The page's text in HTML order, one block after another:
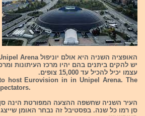
יש להקים ביתנים בהם יהיו מרכז העיתונות
עצמו יכיל להכיל עד 15,000 צופים.
host Eurovision in in Unipel Arena. The
העיר השניה שחשפה ההצעה המפורטת הינה
סן רמו כל שנה. בפסטיבל זה נבחר האומן